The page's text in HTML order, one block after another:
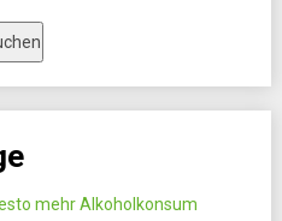
mehr Alkoholkonsum